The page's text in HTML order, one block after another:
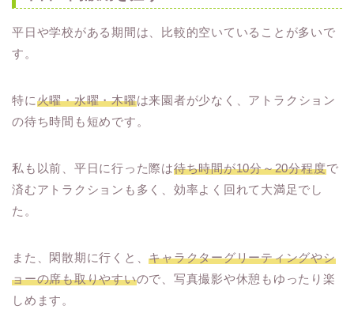
平日や学校がある期間は、比較的空いていることが多いで
す。
特に火曜・水曜・木曜は来園者が少なく、アトラクション
の待ち時間も短めです。
私も以前、平日に行った際は待ち時間が10分～20分程度で
済むアトラクションも多く、効率よく回れて大満足でし
た。
また、閑散期に行くと、キャラクターグリーティングやシ
ョーの席も取りやすいので、写真撮影や休憩もゆったり楽
しめます。